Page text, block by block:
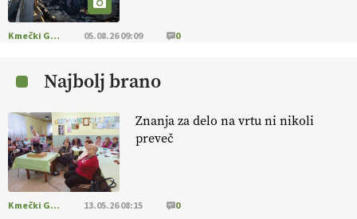
EKOloško = logično: ekološka kmetija
B'ZGAR
EKOloško = logično: VLOG Okus je
EKOloško = logično: ekološka kmetija PR'
RAKARI
EKOloško = logično: vinogradniško in
Kmečki Glas 05.08.26 09:09 0
Najbolj brano
Znanja za delo na vrtu ni nikoli
preveč
Kmečki Glas 13.05.26 08:15 0